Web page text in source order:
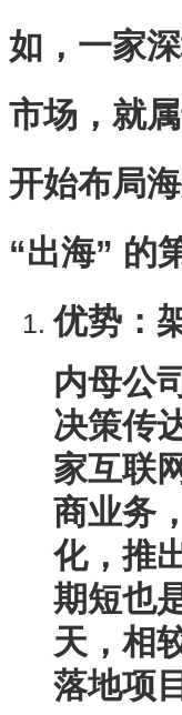
如，一家
市场，就
开始布局
“出海” 的
优势 ：
内母公
决策传
家互联
商业务
化，推
期短也
天，相
落地项